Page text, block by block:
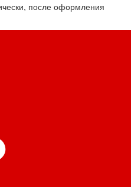
после оформления